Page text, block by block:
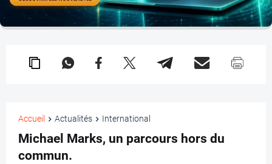
Accueil Actualités International
Michael Marks, un parcours hors du
commun.